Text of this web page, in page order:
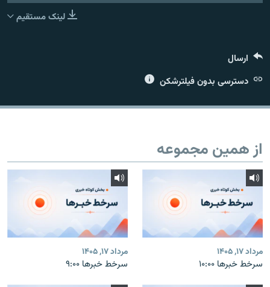
لینک مستقیم
ارسال
دسترسی بدون فیلترشکن
از همین مجموعه
مرداد ۱۷, ۱۴۰۵
سرخط خبرها ۱۰:۰۰
مرداد ۱۷, ۱۴۰۵
سرخط خبرها ۹:۰۰